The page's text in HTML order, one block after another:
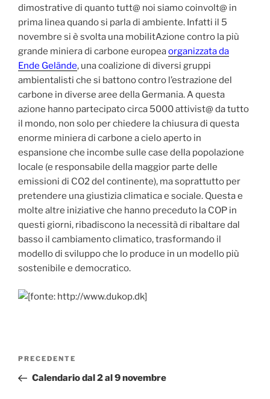
dimostrative di quanto tutt@ noi siamo coinvolt@ in
prima linea quando si parla di ambiente. Infatti il 5
novembre si è svolta una mobilitAzione contro la più
grande miniera di carbone europeaorganizzata da
Ende Gelände, una coalizione di diversi gruppi
ambientalisti che si battono contro l’estrazione del
carbone in diverse aree della Germania. A questa
azione hanno partecipato circa 5000 attivist@ da tutto
il mondo, non solo per chiedere la chiusura di questa
enorme miniera di carbone a cielo aperto in
espansione che incombe sulle case della popolazione
locale (e responsabile della maggior parte delle
emissioni di CO2 del continente), ma soprattutto per
pretendere una giustizia climatica e sociale. Questa e
molte altre iniziative che hanno preceduto la COP in
questi giorni, ribadiscono la necessità di ribaltare dal
basso il cambiamento climatico, trasformando il
modello di sviluppo che lo produce in un modello più
sostenibile e democratico.
Navigazione
Articolo
precedente:
PRECEDENTE
Calendario dal 2 al 9 novembre